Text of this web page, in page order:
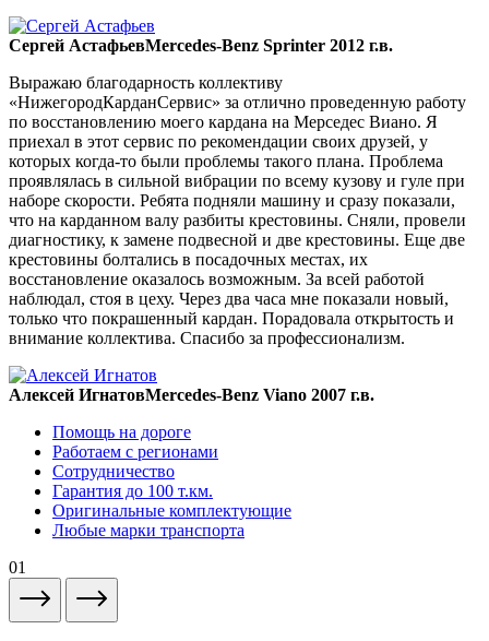
Сергей АстафьевMercedes-Benz Sprinter 2012 г.в.
Выражаю благодарность коллективу
«НижегородКарданСервис» за отлично проведенную работу
по восстановлению моего кардана на Мерседес Виано. Я
приехал в этот сервис по рекомендации своих друзей, у
которых когда-то были проблемы такого плана. Проблема
проявлялась в сильной вибрации по всему кузову и гуле при
наборе скорости. Ребята подняли машину и сразу показали,
что на карданном валу разбиты крестовины. Сняли, провели
диагностику, к замене подвесной и две крестовины. Еще две
крестовины болтались в посадочных местах, их
восстановление оказалось возможным. За всей работой
наблюдал, стоя в цеху. Через два часа мне показали новый,
только что покрашенный кардан. Порадовала открытость и
внимание коллектива. Спасибо за профессионализм.
Алексей ИгнатовMercedes-Benz Viano 2007 г.в.
Помощь на дороге
Работаем с регионами
Сотрудничество
Гарантия до 100 т.км.
Оригинальные комплектующие
Любые марки транспорта
01